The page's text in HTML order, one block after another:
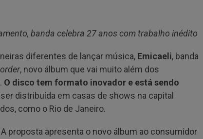
banda celebra 27 anos com trabalho inédito
diferentes de lançar música, Emicaeli, banda
, novo álbum que vai muito além dos
O disco tem formato inovador e está sendo
ser distribuída em casas de shows na capital
como o Rio de Janeiro.
A proposta apresenta o novo álbum ao consumidor